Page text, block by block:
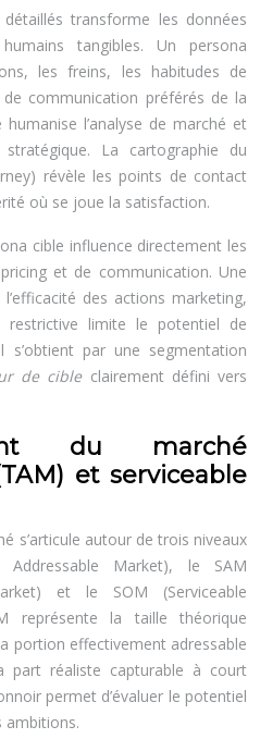
transforme les données
tangibles. Un persona
les freins, les habitudes de
communication préférés de la
l’analyse de marché et
La cartographie du
révèle les points de contact
où se joue la satisfaction.
cible influence directement les
et de communication. Une
des actions marketing,
restrictive limite le potentiel de
s’obtient par une segmentation
de cible clairement défini vers
du marché
et serviceable
s’articule autour de trois niveaux
Market), le SAM
et le SOM (Serviceable
représente la taille théorique
portion effectivement adressable
part réaliste capturable à court
permet d’évaluer le potentiel
ambitions.